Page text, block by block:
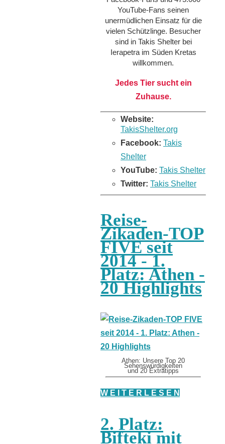
YouTube-Fans seinen
unermüdlichen Einsatz für die
vielen Schützlinge. Besucher
sind in Takis Shelter bei
Ierapetra im Süden Kretas
willkommen.
Jedes Tier sucht ein
Zuhause.
Website:
TakisShelter.org
Facebook: Takis
Shelter
YouTube: Takis Shelter
Twitter: Takis Shelter
Reise-
Zikaden-TOP
FIVE seit
2014 - 1.
Platz: Athen -
20 Highlights
Athen: Unsere Top 20
Sehenswürdigkeiten
und 20 Extratipps
W E I T E R L E S E N
2. Platz:
Bifteki mit